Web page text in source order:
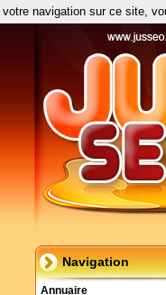
Navigation
Annuaire
votre navigation sur ce site,